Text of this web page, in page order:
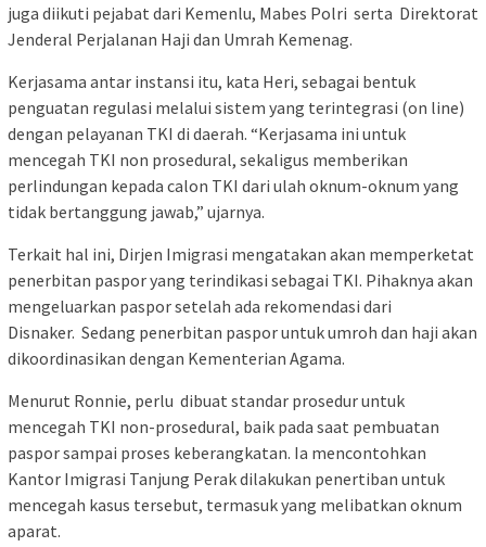
juga diikuti pejabat dari Kemenlu, Mabes Polri serta Direktorat
Jenderal Perjalanan Haji dan Umrah Kemenag.
Kerjasama antar instansi itu, kata Heri, sebagai bentuk
penguatan regulasi melalui sistem yang terintegrasi (on line)
dengan pelayanan TKI di daerah. “Kerjasama ini untuk
mencegah TKI non prosedural, sekaligus memberikan
perlindungan kepada calon TKI dari ulah oknum-oknum yang
tidak bertanggung jawab,” ujarnya.
Terkait hal ini, Dirjen Imigrasi mengatakan akan memperketat
penerbitan paspor yang terindikasi sebagai TKI. Pihaknya akan
mengeluarkan paspor setelah ada rekomendasi dari
Disnaker. Sedang penerbitan paspor untuk umroh dan haji akan
dikoordinasikan dengan Kementerian Agama.
Menurut Ronnie, perlu dibuat standar prosedur untuk
mencegah TKI non-prosedural, baik pada saat pembuatan
paspor sampai proses keberangkatan. Ia mencontohkan
Kantor Imigrasi Tanjung Perak dilakukan penertiban untuk
mencegah kasus tersebut, termasuk yang melibatkan oknum
aparat.